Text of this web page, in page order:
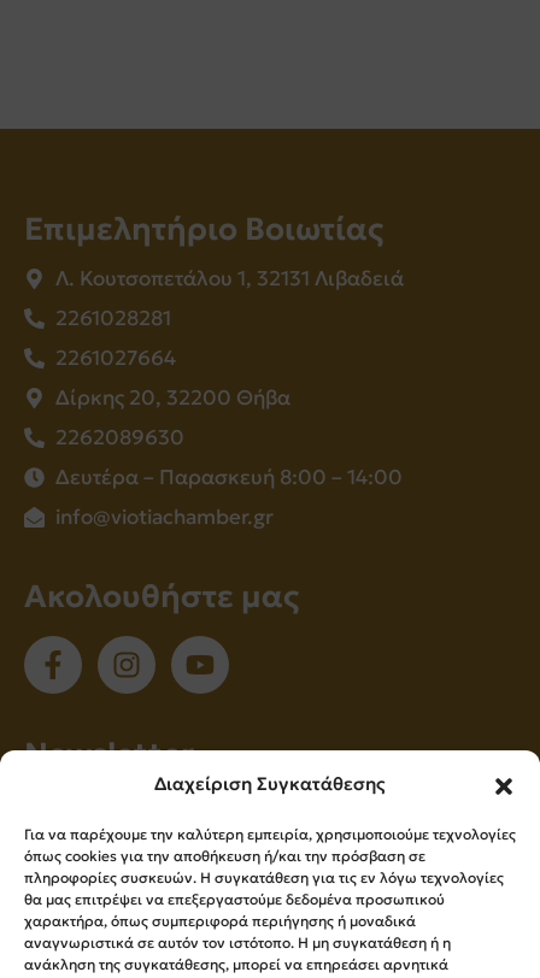
Διαχείριση Συγκατάθεσης
Για να παρέχουμε την καλύτερη εμπειρία, χρησιμοποιούμε τεχνολογίες
όπως cookies για την αποθήκευση ή/και την πρόσβαση σε
πληροφορίες συσκευών. Η συγκατάθεση για τις εν λόγω τεχνολογίες
θα μας επιτρέψει να επεξεργαστούμε δεδομένα προσωπικού
χαρακτήρα, όπως συμπεριφορά περιήγησης ή μοναδικά
αναγνωριστικά σε αυτόν τον ιστότοπο. Η μη συγκατάθεση ή η
ανάκληση της συγκατάθεσης, μπορεί να επηρεάσει αρνητικά
Επιμελητήριο Βοιωτίας
Λ. Κουτσοπετάλου 1, 32131 Λιβαδειά
2261028281
2261027664
Δίρκης 20, 32200 Θήβα
2262089630
Δευτέρα – Παρασκευή 8:00 – 14:00
info@viotiachamber.gr
Ακολουθήστε μας
Νewsletter
ενημερώνεστε πρώτοι για όλα τα νέα μας!
Εγγραφή